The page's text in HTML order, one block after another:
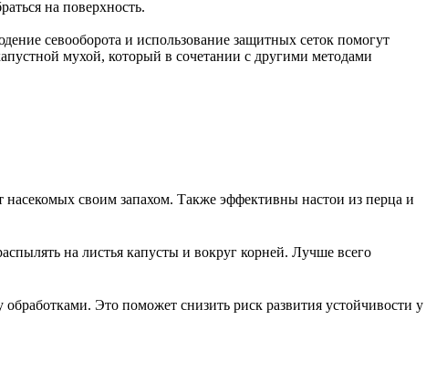
на поверхность.
севооборота и использование защитных сеток помогут
мухой, который в сочетании с другими методами
своим запахом. Также эффективны настои из перца и
на листья капусты и вокруг корней. Лучше всего
Это поможет снизить риск развития устойчивости у